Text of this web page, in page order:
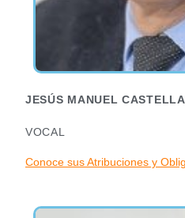
JESÚS MANUEL
VOCAL
Conoce sus Atribuciones y